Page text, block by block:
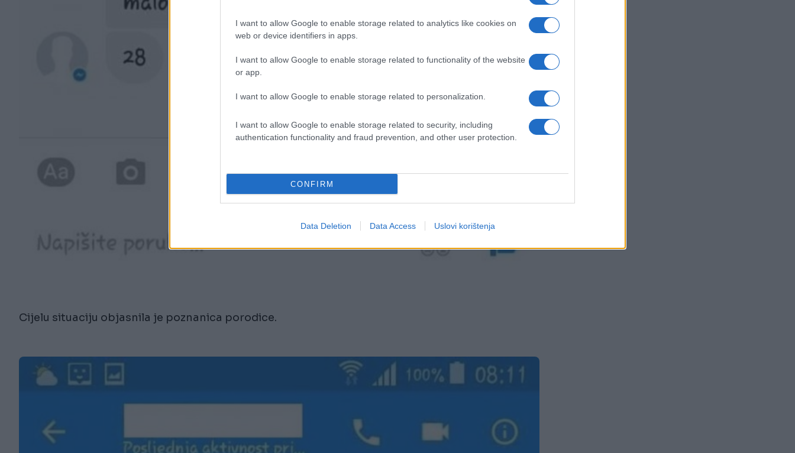
I want to allow Google to enable storage related to analytics like cookies on
web or device identifiers in apps.
I want to allow Google to enable storage related to functionality of the website
or app.
I want to allow Google to enable storage related to personalization.
I want to allow Google to enable storage related to security, including
authentication functionality and fraud prevention, and other user protection.
CONFIRM
Data Deletion Data Access Uslovi korištenja
Cijelu situaciju objasnila je poznanica porodice.